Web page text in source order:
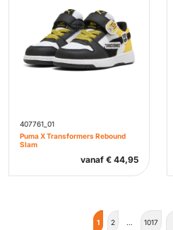
407761_01
Puma X Transformers Rebound
Slam
vanaf € 44,95
1 2 … 1017